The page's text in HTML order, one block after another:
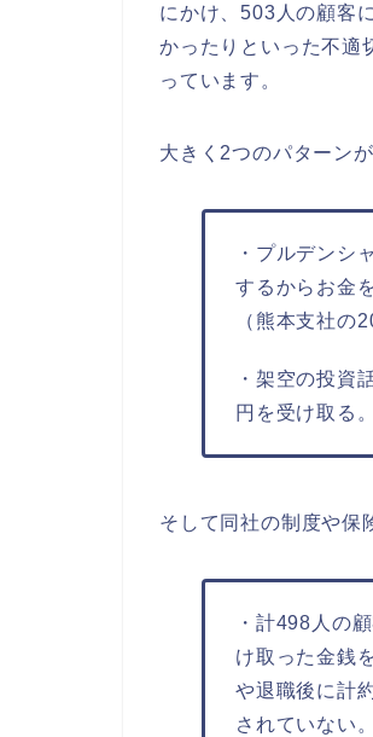
にかけ、503人の顧客
かったりといった不適
っています。
大きく2つのパターン
・プルデンシ
するからお金
（熊本支社の
・架空の投資
円を受け取る
そして同社の制度や保
・計498人の
け取った金銭
や退職後に計
されていない